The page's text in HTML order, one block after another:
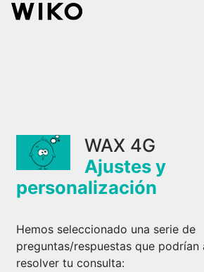
WAX 4G
Ajustes y
personalización
Hemos seleccionado una serie de
preguntas/respuestas que podrían
resolver tu consulta: